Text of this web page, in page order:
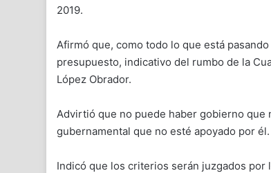
2019.
Afirmó que, como todo lo que está
presupuesto, indicativo del rumbo de la
López Obrador.
Advirtió que no puede haber gobierno que
gubernamental que no esté apoyado por él.
Indicó que los criterios serán juzgados